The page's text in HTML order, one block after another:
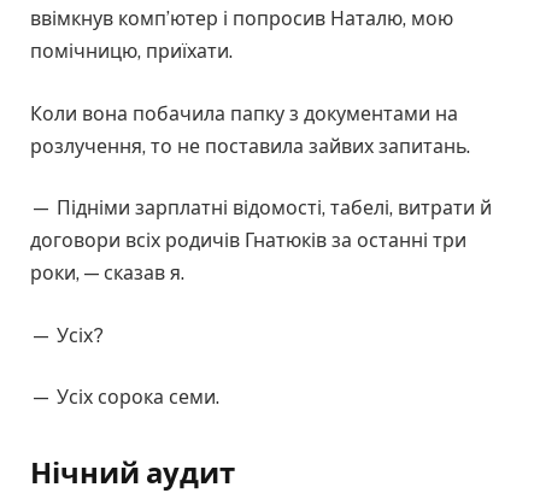
ввімкнув комп’ютер і попросив Наталю, мою
помічницю, приїхати.
Коли вона побачила папку з документами на
розлучення, то не поставила зайвих запитань.
— Підніми зарплатні відомості, табелі, витрати й
договори всіх родичів Гнатюків за останні три
роки, — сказав я.
— Усіх?
— Усіх сорока семи.
Нічний аудит